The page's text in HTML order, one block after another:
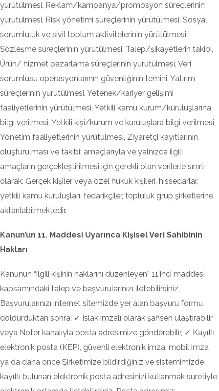
yürütülmesi, Reklam/kampanya/promosyon süreçlerinin
yürütülmesi, Risk yönetimi süreçlerinin yürütülmesi, Sosyal
sorumluluk ve sivil toplum aktivitelerinin yürütülmesi,
Sözleşme süreçlerinin yürütülmesi, Talep/şikayetlerin takibi,
Ürün/ hizmet pazarlama süreçlerinin yürütülmesi, Veri
sorumlusu operasyonlarının güvenliğinin temini, Yatırım
süreçlerinin yürütülmesi, Yetenek/kariyer gelişimi
faaliyetlerinin yürütülmesi, Yetkili kamu kurum/kuruluşlarına
bilgi verilmesi, Yetkili kişi/kurum ve kuruluşlara bilgi verilmesi,
Yönetim faaliyetlerinin yürütülmesi, Ziyaretçi kayıtlarının
oluşturulması ve takibi; amaçlarıyla ve yalnızca ilgili
amaçların gerçekleştirilmesi için gerekli olan verilerle sınırlı
olarak; Gerçek kişiler veya özel hukuk kişileri, hissedarlar,
yetkili kamu kuruluşları, tedarikçiler, topluluk grup şirketlerine
aktarılabilmektedir.
Kanun’un 11. Maddesi Uyarınca Kişisel Veri Sahibinin
Hakları
Kanunun “ilgili kişinin haklarını düzenleyen” 11’inci maddesi
kapsamındaki talep ve başvurularınızı iletebilirsiniz.
Başvurularınızı internet sitemizde yer alan başvuru formu
doldurduktan sonra; ✓ Islak imzalı olarak şahsen ulaştırabilir
veya Noter kanalıyla posta adresimize gönderebilir, ✓ Kayıtlı
elektronik posta (KEP), güvenli elektronik imza, mobil imza
ya da daha önce Şirketimize bildirdiğiniz ve sistemimizde
kayıtlı bulunan elektronik posta adresinizi kullanmak suretiyle